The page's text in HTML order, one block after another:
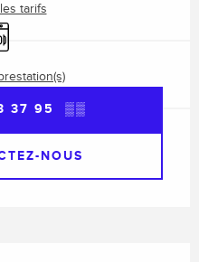
tarifs
vaisselle
37 95 ▒▒
NOUS